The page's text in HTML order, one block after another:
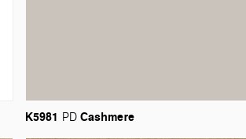
K5981 PD Cashmere